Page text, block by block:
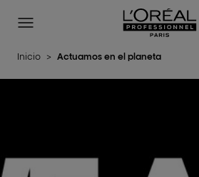
L'Oréal Professionnel Paris
Site Menu
Inicio > Actuamos en el planeta